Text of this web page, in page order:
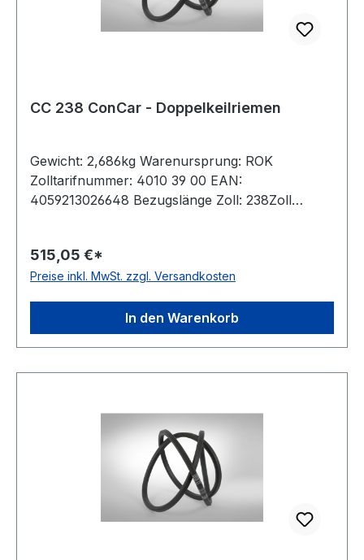
CC 238 ConCar - Doppelkeilriemen
Gewicht: 2,686kg Warenursprung: ROK
Zolltarifnummer: 4010 39 00 EAN:
4059213026648 Bezugslänge Zoll: 238Zoll
ummantelt antistatisch: ja Norm: DIN 7722
Breite: 22mm Höhe: 17mm Material: Neoprene
515,05 €*
Preise inkl. MwSt. zzgl. Versandkosten
In den Warenkorb